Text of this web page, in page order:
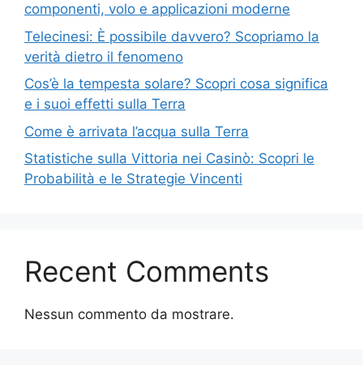
componenti, volo e applicazioni moderne
Telecinesi: È possibile davvero? Scopriamo la
verità dietro il fenomeno
Cos’è la tempesta solare? Scopri cosa significa
e i suoi effetti sulla Terra
Come è arrivata l’acqua sulla Terra
Statistiche sulla Vittoria nei Casinò: Scopri le
Probabilità e le Strategie Vincenti
Recent Comments
Nessun commento da mostrare.